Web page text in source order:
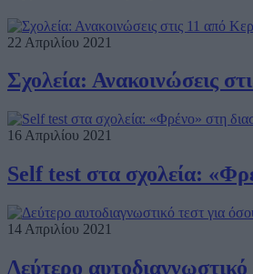
22 Απριλίου 2021
Σχολεία: Ανακοινώσεις
16 Απριλίου 2021
Self test στα σχολεία:
14 Απριλίου 2021
Δεύτερο